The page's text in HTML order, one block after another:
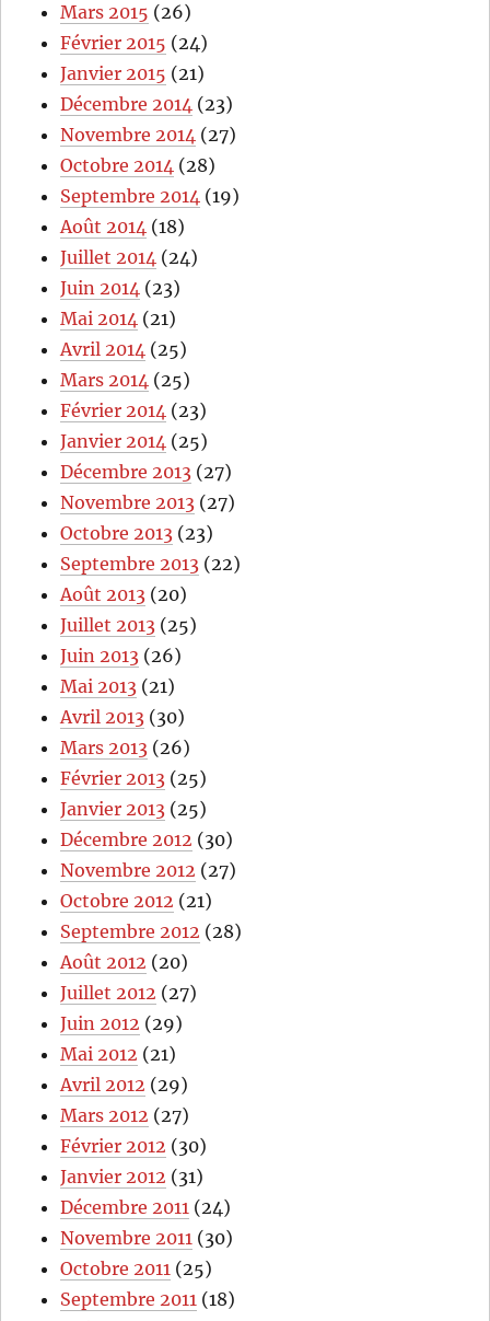
Mars 2015 (26)
Février 2015 (24)
Janvier 2015 (21)
Décembre 2014 (23)
Novembre 2014 (27)
Octobre 2014 (28)
Septembre 2014 (19)
Août 2014 (18)
Juillet 2014 (24)
Juin 2014 (23)
Mai 2014 (21)
Avril 2014 (25)
Mars 2014 (25)
Février 2014 (23)
Janvier 2014 (25)
Décembre 2013 (27)
Novembre 2013 (27)
Octobre 2013 (23)
Septembre 2013 (22)
Août 2013 (20)
Juillet 2013 (25)
Juin 2013 (26)
Mai 2013 (21)
Avril 2013 (30)
Mars 2013 (26)
Février 2013 (25)
Janvier 2013 (25)
Décembre 2012 (30)
Novembre 2012 (27)
Octobre 2012 (21)
Septembre 2012 (28)
Août 2012 (20)
Juillet 2012 (27)
Juin 2012 (29)
Mai 2012 (21)
Avril 2012 (29)
Mars 2012 (27)
Février 2012 (30)
Janvier 2012 (31)
Décembre 2011 (24)
Novembre 2011 (30)
Octobre 2011 (25)
Septembre 2011 (18)